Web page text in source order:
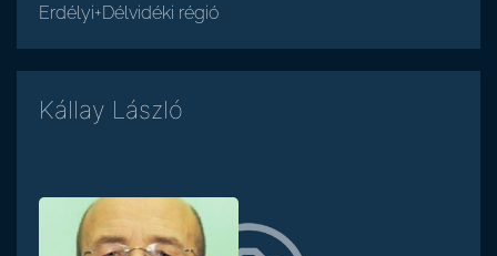
Erdélyi+Délvidéki régió
Kállay László